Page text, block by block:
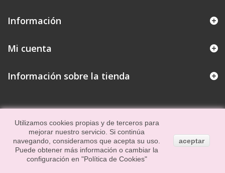
Información
Mi cuenta
Información sobre la tienda
Utilizamos cookies propias y de terceros para
mejorar nuestro servicio. Si continúa
navegando, consideramos que acepta su uso.
Puede obtener más información o cambiar la
configuración en "Política de Cookies"
aceptar